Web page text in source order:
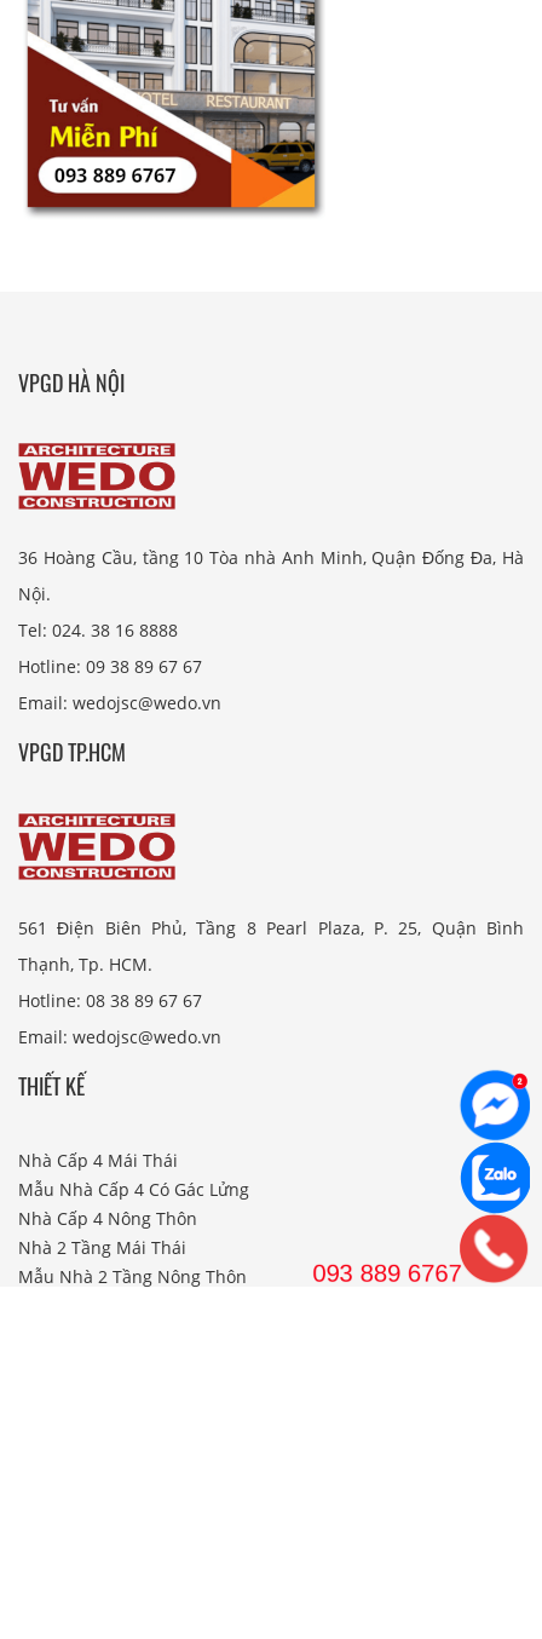
VPGD HÀ NỘI
36 Hoàng Cầu, tầng 10 Tòa nhà Anh Minh, Quận Đống Đa, Hà
Nội.
Tel: 024. 38 16 8888
Hotline: 09 38 89 67 67
Email: wedojsc@wedo.vn
VPGD TP.HCM
561 Điện Biên Phủ, Tầng 8 Pearl Plaza, P. 25, Quận Bình
Thạnh, Tp. HCM.
Hotline: 08 38 89 67 67
Email: wedojsc@wedo.vn
THIẾT KẾ
Nhà Cấp 4 Mái Thái
Mẫu Nhà Cấp 4 Có Gác Lửng
Nhà Cấp 4 Nông Thôn
Nhà 2 Tầng Mái Thái
Mẫu Nhà 2 Tầng Nông Thôn